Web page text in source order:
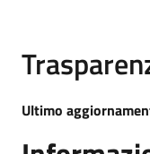
Ultimo